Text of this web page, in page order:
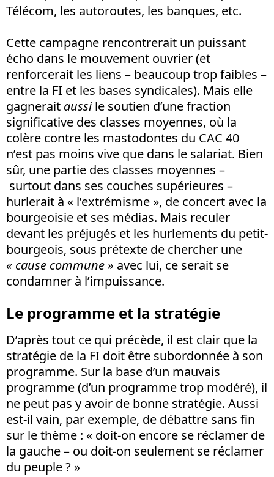
Télécom, les autoroutes, les banques, etc.
Cette campagne rencontrerait un puissant
écho dans le mouvement ouvrier (et
renforcerait les liens – beaucoup trop faibles –
entre la FI et les bases syndicales). Mais elle
gagnerait aussile soutien d’une fraction
significative des classes moyennes, où la
colère contre les mastodontes du CAC 40
n’est pas moins vive que dans le salariat. Bien
sûr, une partie des classes moyennes –
surtout dans ses couches supérieures –
hurlerait à « l’extrémisme », de concert avec la
bourgeoisie et ses médias. Mais reculer
devant les préjugés et les hurlements du petit-
bourgeois, sous prétexte de chercher une
« cause commune » avec lui, ce serait se
condamner à l’impuissance.
Le programme et la stratégie
D’après tout ce qui précède, il est clair que la
stratégie de la FI doit être subordonnée à son
programme. Sur la base d’un mauvais
programme (d’un programme trop modéré), il
ne peut pas y avoir de bonne stratégie. Aussi
est-il vain, par exemple, de débattre sans fin
sur le thème : « doit-on encore se réclamer de
la gauche – ou doit-on seulement se réclamer
du peuple ? »